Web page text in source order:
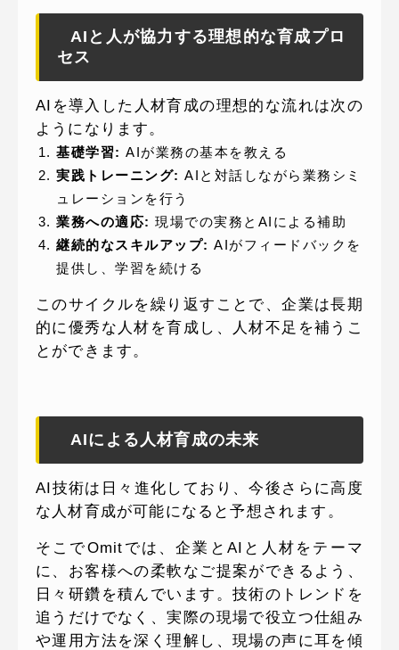
AIと人が協力する理想的な育成プロ
セス
AIを導入した人材育成の理想的な流れは次の
ようになります。
基礎学習: AIが業務の基本を教える
実践トレーニング: AIと対話しながら業務シミ
ュレーションを行う
業務への適応: 現場での実務とAIによる補助
継続的なスキルアップ: AIがフィードバックを
提供し、学習を続ける
このサイクルを繰り返すことで、企業は長期
的に優秀な人材を育成し、人材不足を補うこ
とができます。
AIによる人材育成の未来
AI技術は日々進化しており、今後さらに高度
な人材育成が可能になると予想されます。
そこでOmitでは、企業とAIと人材をテーマ
に、お客様への柔軟なご提案ができるよう、
日々研鑽を積んでいます。技術のトレンドを
追うだけでなく、実際の現場で役立つ仕組み
や運用方法を深く理解し、現場の声に耳を傾